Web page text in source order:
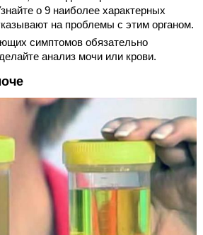
о 9 наиболее характерных
на проблемы с этим органом.
симптомов обязательно
анализ мочи или крови.